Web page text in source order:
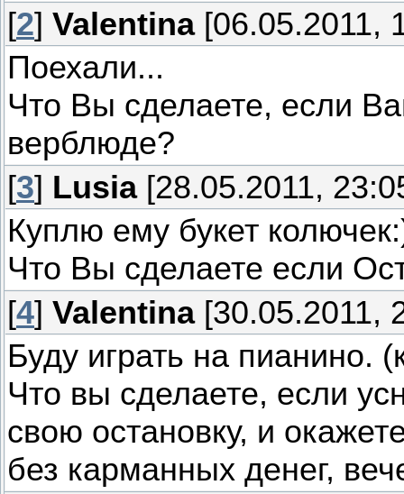
[2] Valentina[06.05.2011,
Поехали...
Что Вы сделаете, если
верблюде?
[3] Lusia[28.05.2011,
Куплю ему букет
Что Вы сделаете если
[4] Valentina[30.05.2011,
Буду играть на пианино.
Что вы сделаете, если
свою остановку, и
без карманных денег,